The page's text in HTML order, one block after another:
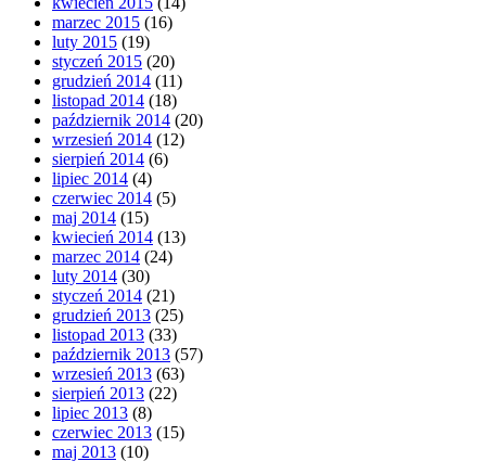
marzec 2015 (16)
luty 2015 (19)
styczeń 2015 (20)
grudzień 2014 (11)
listopad 2014 (18)
październik 2014 (20)
wrzesień 2014 (12)
sierpień 2014 (6)
lipiec 2014 (4)
czerwiec 2014 (5)
maj 2014 (15)
kwiecień 2014 (13)
marzec 2014 (24)
luty 2014 (30)
styczeń 2014 (21)
grudzień 2013 (25)
listopad 2013 (33)
październik 2013 (57)
wrzesień 2013 (63)
sierpień 2013 (22)
lipiec 2013 (8)
czerwiec 2013 (15)
maj 2013 (10)